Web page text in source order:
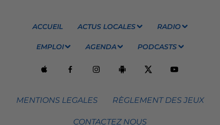
ACCUEIL ACTUS LOCALES RADIO
EMPLOI AGENDA PODCASTS
MENTIONS LEGALES RÈGLEMENT DES JEUX
CONTACTEZ NOUS